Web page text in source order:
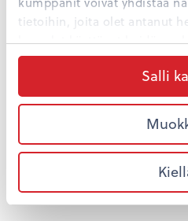
tietoihin, joita olet antanut
kun olet käyttänyt heidän
Salli
Omenan vastuullisuus